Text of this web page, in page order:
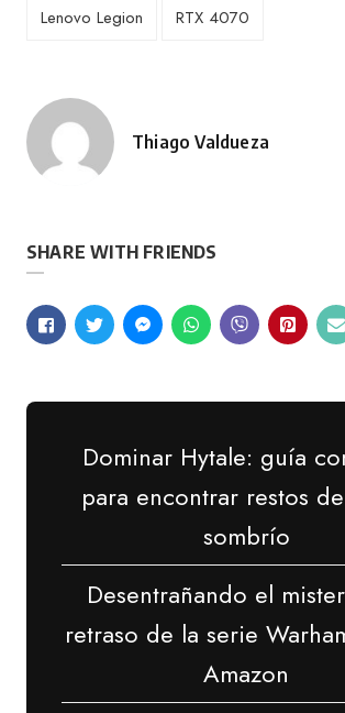
Lenovo Legion RTX 4070
Publicado
Thiago Valdueza
SHARE WITH FRIENDS
Dominar Hytale: guía
para encontrar restos
sombrío
Desentrañando el
retraso de la serie
Amazon